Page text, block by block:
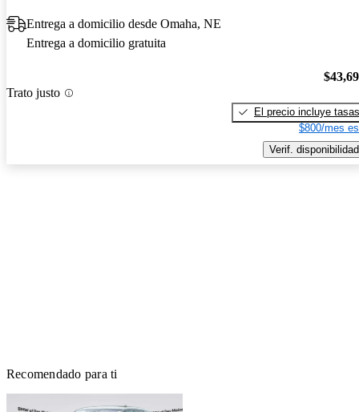
Entrega a domicilio desde Omaha, NE
Entrega a domicilio gratuita
Trato justo
El precio incluye tasas
$800/mes
Verif. disponibilidad
Recomendado para ti